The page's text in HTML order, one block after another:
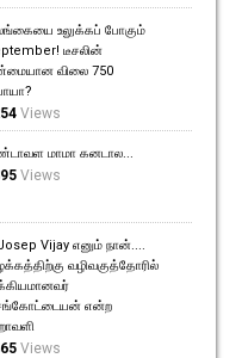
உலுக்கப் போகும்
டீசலின்
விலை 750
Views
மாமா கனடால...
Views
Vijay எனும் நான்....
வழிவகுத்தோரில்
என்ற
Views